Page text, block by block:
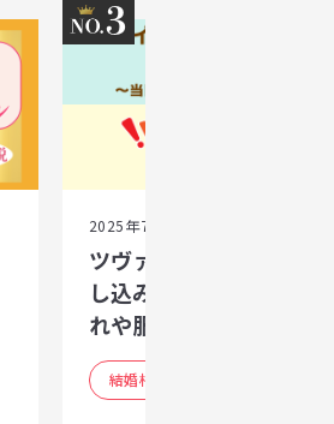
3
2025年7月1日
ツヴァイのセッティング
し込み徹底解説｜当日の
れや服装・マナーまで
結婚相談所